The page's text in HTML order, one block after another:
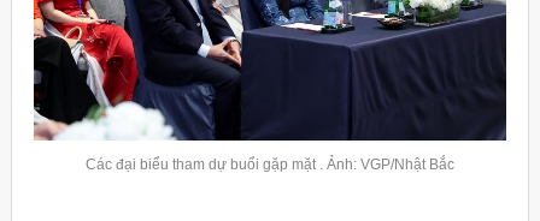
Các đại biểu tham dự buổi gặp mặt . Ảnh: VGP/Nhật Bắc